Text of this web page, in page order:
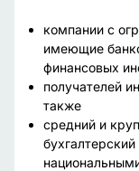
компании с
имеющие
финансовых
получателей
также
средний и